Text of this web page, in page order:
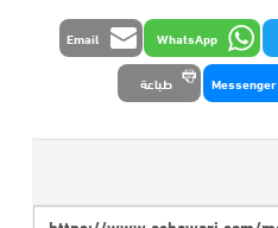
WhatsApp
Email
Messenger طباعة